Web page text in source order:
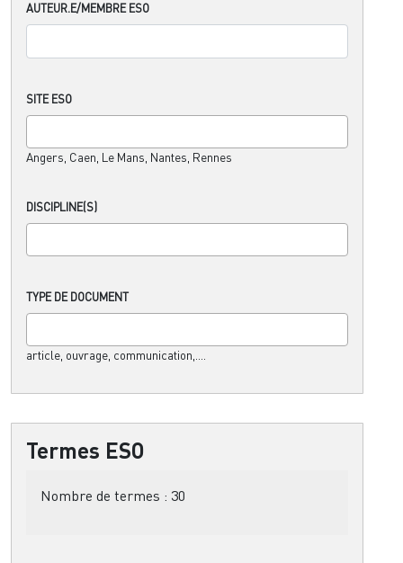
AUTEUR.E/MEMBRE ESO
SITE ESO
Angers, Caen, Le Mans, Nantes, Rennes
DISCIPLINE(S)
TYPE DE DOCUMENT
article, ouvrage, communication,....
Termes ESO
Nombre de termes : 30